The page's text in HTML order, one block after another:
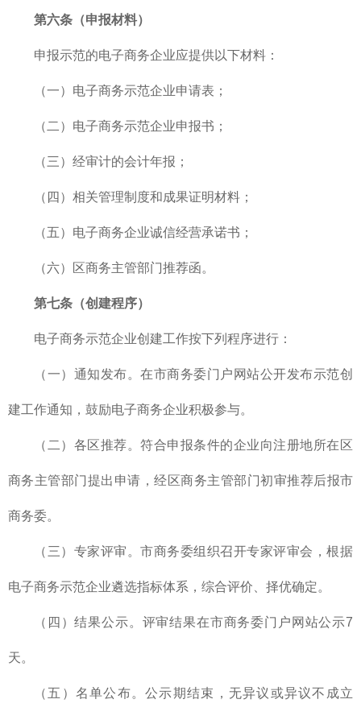
第六条（申报材料）
申报示范的电子商务企业应提供以下材料：
（一）电子商务示范企业申请表；
（二）电子商务示范企业申报书；
（三）经审计的会计年报；
（四）相关管理制度和成果证明材料；
（五）电子商务企业诚信经营承诺书；
（六）区商务主管部门推荐函。
第七条（创建程序）
电子商务示范企业创建工作按下列程序进行：
（一）通知发布。在市商务委门户网站公开发布示范创
建工作通知，鼓励电子商务企业积极参与。
（二）各区推荐。符合申报条件的企业向注册地所在区
商务主管部门提出申请，经区商务主管部门初审推荐后报市
商务委。
（三）专家评审。市商务委组织召开专家评审会，根据
电子商务示范企业遴选指标体系，综合评价、择优确定。
（四）结果公示。评审结果在市商务委门户网站公示7
天。
（五）名单公布。公示期结束，无异议或异议不成立